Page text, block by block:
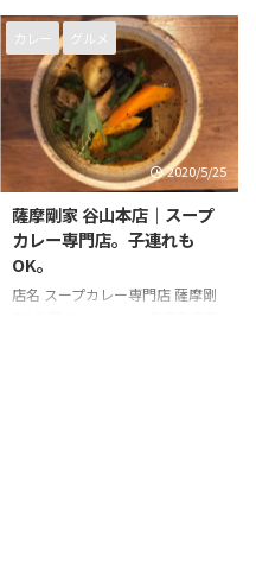
児島市千日町９−２８ 電話番号
099-239-3390 営業時間 17時30
分～23時30分 店休日 毎週日曜日
カレー グルメ
2020/5/25
薩摩剛家 谷山本店｜スープ
カレー専門店。子連れも
OK。
店名 スープカレー専門店 薩摩剛